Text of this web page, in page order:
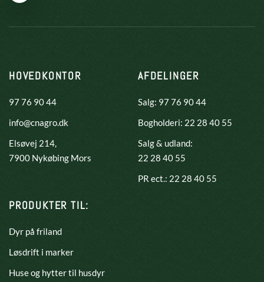
HOVEDKONTOR
97 76 90 44
info@cnagro.dk
Elsøvej 214,
​7900 Nykøbing Mors
AFDELINGER
Salg: 97 76 90 44
Bogholderi: 22 28 40 55
Salg & udland:
22 28 40 55
PR ect.: 22 28 40 55
PRODUKTER TIL:
Dyr på friland
Løsdrift i marker
Huse og hytter til husdyr